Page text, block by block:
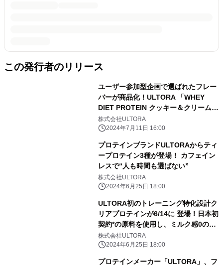
この発行者のリリース
ユーザー参加型企画で選ばれたフレー
バーが商品化！ULTORA 「WHEY
DIET PROTEIN クッキー＆クリーム風
味」が7/11発売
株式会社ULTORA
2024年7月11日 16:00
プロテインブランドULTORAからティ
ープロテイン3種が登場！ カフェイン
レスで“人も時間も選ばない”
株式会社ULTORA
2024年6月25日 18:00
ULTORA初のトレーニング特化設計ク
リアプロテインが6/14に 登場！日本初
契約*の原料を使用し、ミルク感0の清
涼感を実現
株式会社ULTORA
2024年6月25日 18:00
プロテインメーカー「ULTORA」、フ